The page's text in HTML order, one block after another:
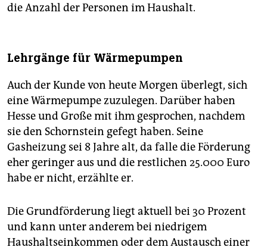
die Anzahl der Personen im Haushalt.
Lehrgänge für Wärmepumpen
Auch der Kunde von heute Morgen überlegt, sich
eine Wärmepumpe zuzulegen. Darüber haben
Hesse und Große mit ihm gesprochen, nachdem
sie den Schornstein gefegt haben. Seine
Gasheizung sei 8 Jahre alt, da falle die Förderung
eher geringer aus und die restlichen 25.000 Euro
habe er nicht, erzählte er.
Die Grundförderung liegt aktuell bei 30 Prozent
und kann unter anderem bei niedrigem
Haushaltseinkommen oder dem Austausch einer